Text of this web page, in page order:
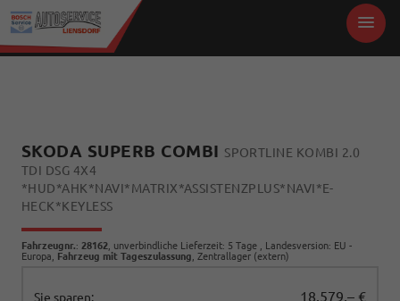
SKODA SUPERB COMBI SPORTLINE KOMBI 2.0
TDI DSG 4X4
*HUD*AHK*NAVI*MATRIX*ASSISTENZPLUS*NAVI*E-
HECK*KEYLESS
Fahrzeugnr.: 28162 , unverbindliche Lieferzeit: 5 Tage , Landesversion: EU -
Europa, Fahrzeug mit Tageszulassung , Zentrallager (extern)
Sie sparen:
18.579,– €